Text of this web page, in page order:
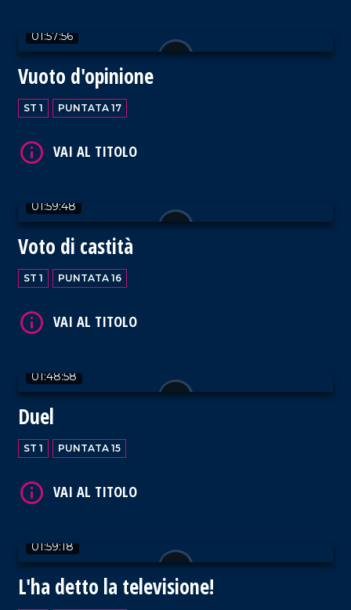
01:57:56
Vuoto d'opinione
ST 1 PUNTATA 17
01:59:48
Voto di castità
ST 1 PUNTATA 16
VAI AL TITOLO
01:48:58
Duel
ST 1 PUNTATA 15
01:59:18
L'ha detto la televisione!
VAI AL TITOLO
VAI AL TITOLO